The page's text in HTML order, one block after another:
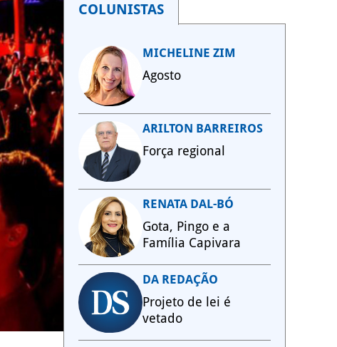
COLUNISTAS
MICHELINE ZIM
Agosto
ARILTON BARREIROS
Força regional
RENATA DAL-BÓ
Gota, Pingo e a
Família Capivara
DA REDAÇÃO
Projeto de lei é
vetado